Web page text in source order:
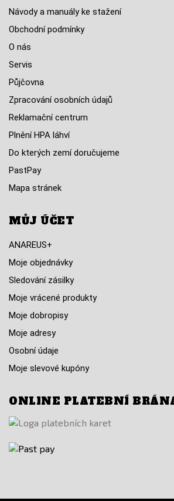
Návody a manuály ke stažení
Obchodní podmínky
O nás
Servis
Půjčovna
Zpracování osobních údajů
Reklamační centrum
Plnění HPA láhví
Do kterých zemí doručujeme
PastPay
Mapa stránek
MŮJ ÚČET
ANAREUS+
Moje objednávky
Sledování zásilky
Moje vrácené produkty
Moje dobropisy
Moje adresy
Osobní údaje
Moje slevové kupóny
ONLINE PLATEBNÍ